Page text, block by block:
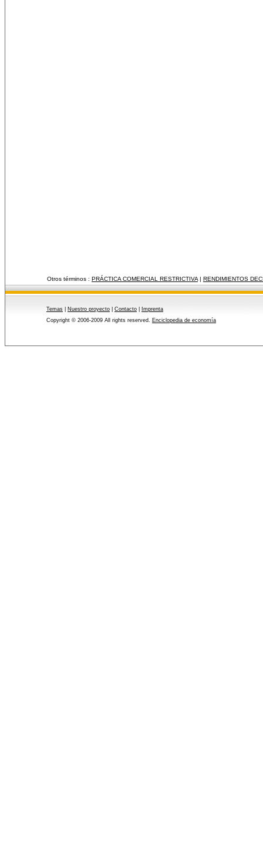
Otros términos : PRÁCTICA COMERCIAL RESTRICTIVA | RENDIMIENTOS
Temas Nuestro proyecto Contacto
Imprenta
Copyright © 2006-2009 All rights reserved. Enciclopedia de economía